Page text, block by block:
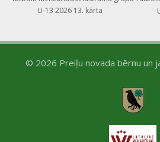
U-13 2026 13. kārta
© 2026 Preiļu novada bērnu un